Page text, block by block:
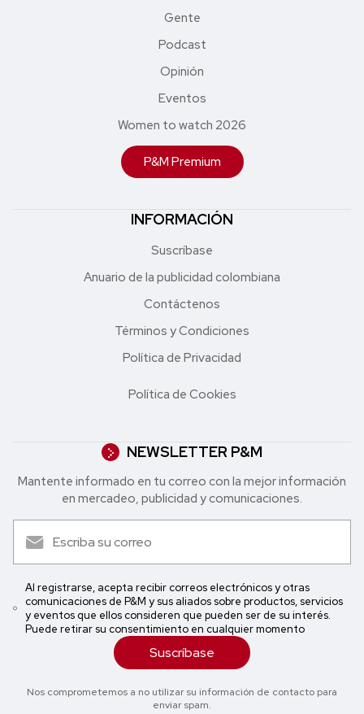
Gente
Podcast
Opinión
Eventos
Women to watch 2026
P&M Premium
INFORMACIÓN
Suscríbase
Anuario de la publicidad colombiana
Contáctenos
Términos y Condiciones
Política de Privacidad
Política de Cookies
NEWSLETTER P&M
Mantente informado en tu correo con la mejor in formación
en mercadeo, publicidad y comunicaciones.
Al registrarse, acepta recibir correos electrónicos y otras
comunicaciones de P&M y sus aliados sobre productos, servicios
y eventos que ellos consideren que pueden ser de su interés.
Puede retirar su consentimiento en cualquier momento
Suscríbase
Nos comprometemos a no utilizar su información de contacto para
enviar spam.